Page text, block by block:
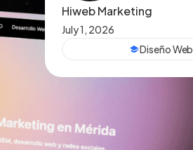
Hiweb Marketing
July 1, 2026
Diseño Web